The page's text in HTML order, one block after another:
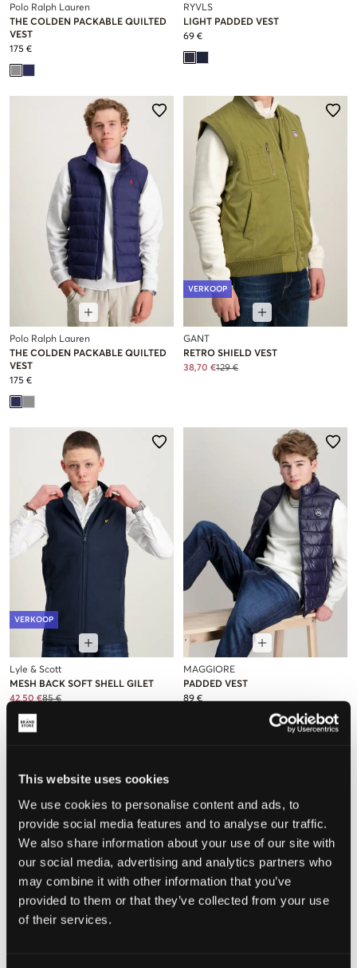
This website uses cookies
We use cookies to personalise content and ads, to
provide social media features and to analyse our traffic.
We also share information about your use of our site with
our social media, advertising and analytics partners who
may combine it with other information that you’ve
provided to them or that they’ve collected from your use
of their services.
Polo Ralph Lauren
THE COLDEN PACKABLE QUILTED
VEST
175 €
RYVLS
LIGHT PADDED VEST
69 €
Polo Ralph Lauren
THE COLDEN PACKABLE QUILTED
VEST
175 €
VERKOOP
GANT
RETRO SHIELD VEST
38,70 €129 €
VERKOOP
Lyle & Scott
MESH BACK SOFT SHELL GILET
42,50 €85 €
MAGGIORE
PADDED VEST
89 €